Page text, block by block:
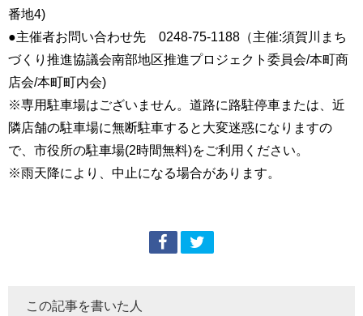
番地4)
●主催者お問い合わせ先 0248-75-1188（主催:須賀川まち
づくり推進協議会南部地区推進プロジェクト委員会/本町商
店会/本町町内会)
※専用駐車場はございません。道路に路駐停車または、近
隣店舗の駐車場に無断駐車すると大変迷惑になりますの
で、市役所の駐車場(2時間無料)をご利用ください。
※雨天降により、中止になる場合があります。
この記事を書いた人